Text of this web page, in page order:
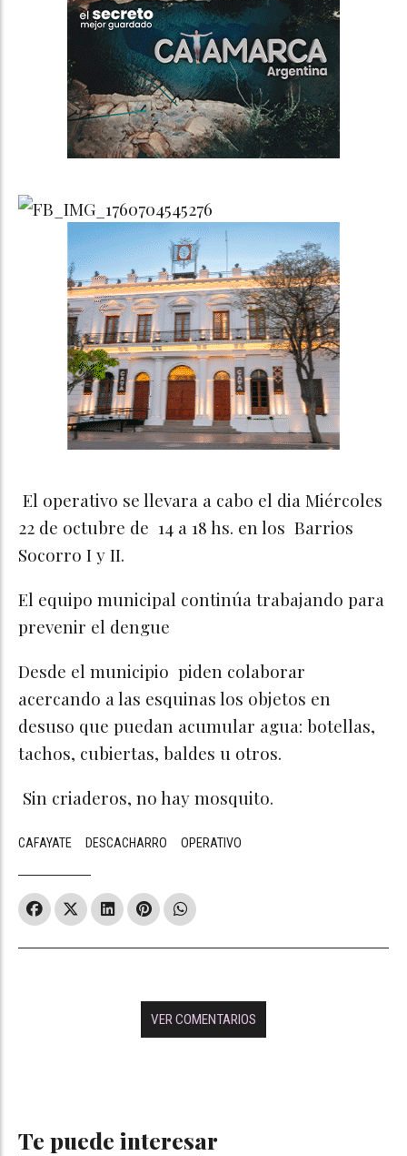
El operativo se llevara a cabo el dia Miércoles
22 de octubre de 14 a 18 hs. en los Barrios
Socorro I y II.
El equipo municipal continúa trabajando para
prevenir el dengue
Desde el municipio piden colaborar
acercando a las esquinas los objetos en
desuso que puedan acumular agua: botellas,
tachos, cubiertas, baldes u otros.
Sin criaderos, no hay mosquito.
CAFAYATE DESCACHARRO OPERATIVO
VER COMENTARIOS
Te puede interesar